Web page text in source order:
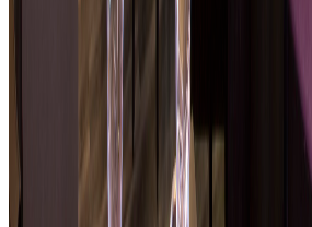
Prodotti selezionati secondo le